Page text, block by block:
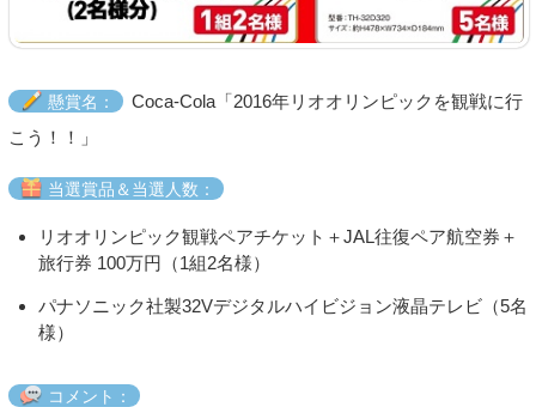
懸賞名：
Coca-Cola「2016年リオオリンピックを観戦に行
こう！！」
当選賞品＆当選人数：
リオオリンピック観戦ペアチケット＋JAL往復ペア航空券＋
旅行券 100万円（1組2名様）
パナソニック社製32Vデジタルハイビジョン液晶テレビ（5名
様）
コメント：